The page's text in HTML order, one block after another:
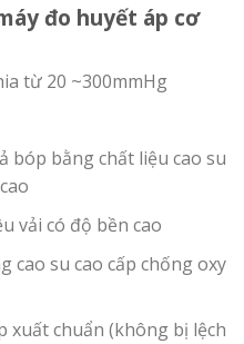
đo huyết áp cơ
từ 20 ~300mmHg
bóp bằng chất liệu cao su
vải có độ bền cao
cao su cao cấp chống oxy
xuất chuẩn (không bị lệch